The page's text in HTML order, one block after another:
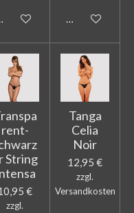
den WarenkorbIn den
rent-
String
€
zzgl.
Tanga
Celia
Noir
12,95 €
zzgl.
Versandkosten